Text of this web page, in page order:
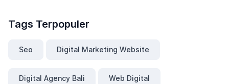
Tags Terpopuler
Seo Digital Marketing Website
Digital Agency Bali Web Digital